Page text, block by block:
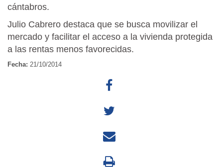
cántabros.
Julio Cabrero destaca que se busca movilizar el
mercado y facilitar el acceso a la vivienda protegida
a las rentas menos favorecidas.
Fecha: 21/10/2014